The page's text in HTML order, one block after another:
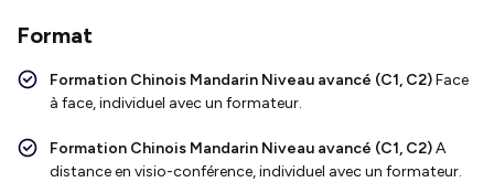
Format
Formation Chinois Mandarin Niveau avancé (C1, C2)Face
à face, individuel avec un formateur.
Formation Chinois Mandarin Niveau avancé (C1, C2)A
distance en visio-conférence, individuel avec un formateur.